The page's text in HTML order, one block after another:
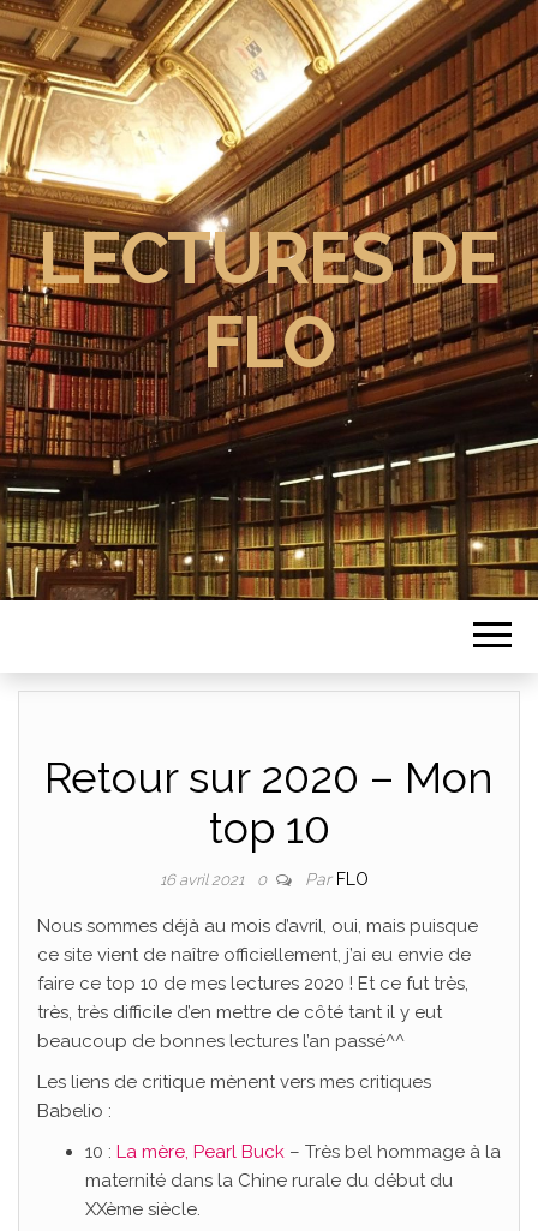
LECTURES DE
FLO
Retour sur 2020 – Mon
top 10
16 avril 2021 0 Par FLO
Nous sommes déjà au mois d’avril, oui, mais puisque
ce site vient de naître officiellement, j’ai eu envie de
faire ce top 10 de mes lectures 2020 ! Et ce fut très,
très, très difficile d’en mettre de côté tant il y eut
beaucoup de bonnes lectures l’an passé^^
Les liens de critique mènent vers mes critiques
Babelio :
10 : La mère, Pearl Buck – Très bel hommage à la
maternité dans la Chine rurale du début du
XXème siècle.